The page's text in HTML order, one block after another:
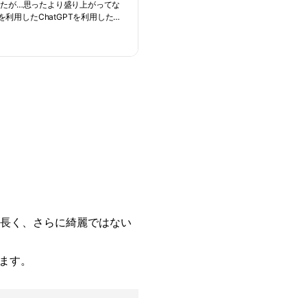
利用したChatGPTを利用したコ
により、カスタマイズされたAI
く、さらに綺麗ではない
す。